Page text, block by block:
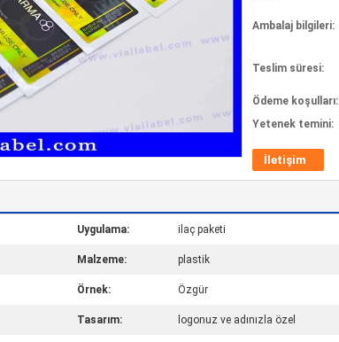
Ambalaj bilgileri:
Teslim süresi:
Ödeme koşulları:
Yetenek temini:
İletişim
Uygulama: ilaç paketi
Malzeme: plastik
Örnek: Özgür
Tasarım: logonuz ve adınızla özel